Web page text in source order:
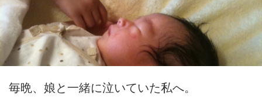
毎晩、娘と一緒に泣いていた私へ。